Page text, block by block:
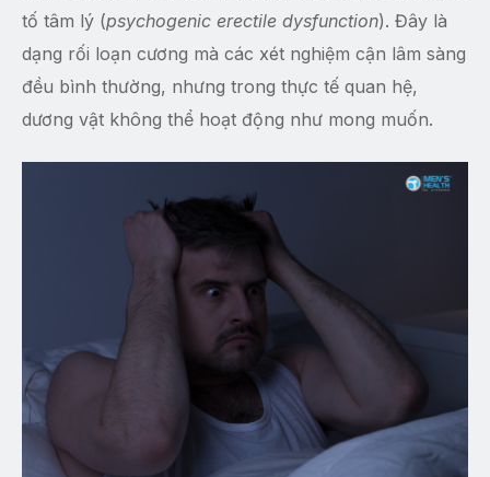
tố tâm lý (psychogenic erectile dysfunction). Đây là
dạng rối loạn cương mà các xét nghiệm cận lâm sàng
đều bình thường, nhưng trong thực tế quan hệ,
dương vật không thể hoạt động như mong muốn.